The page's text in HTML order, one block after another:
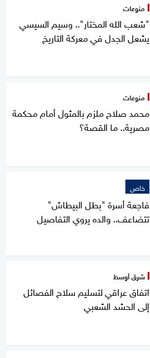
منوعات
"شعب الله المختار".. وسيم السيسي
يشعل الجدل في معركة التاريخ
منوعات
محمد صلاح ملزم بالمثول أمام محكمة
مصرية.. ما القصة؟
خاص
فاجعة أسرة "بطل البيطاش"
تتضاعف.. والده يروي التفاصيل
شرق أوسط
اتفاق عراقي لتسليم سلاح الفصائل
إلى الحشد الشعبي